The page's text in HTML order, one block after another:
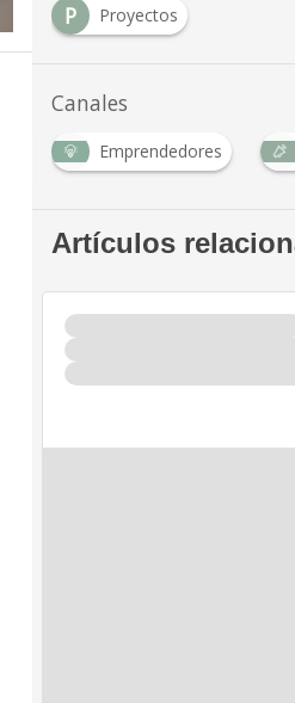
P
Proyectos
Canales
Emprendedores
Artículos